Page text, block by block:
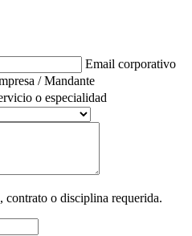
Email corporativo
/ Mandante
o especialidad
contrato o disciplina requerida.